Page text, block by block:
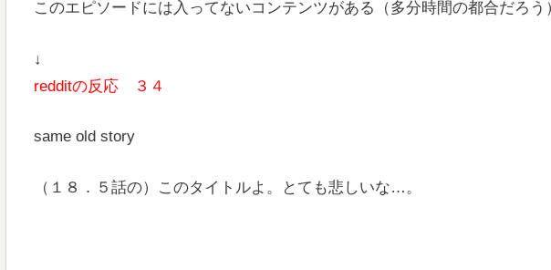
このエピソードには入ってないコンテンツがある（多分時間の都合だろう
↓
redditの反応 ３４
same old story
（１８．５話の）このタイトルよ。とても悲しいな…。